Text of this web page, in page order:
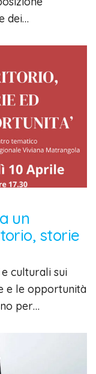
dei…
un
storie
culturali sui
e le opportunità
per…